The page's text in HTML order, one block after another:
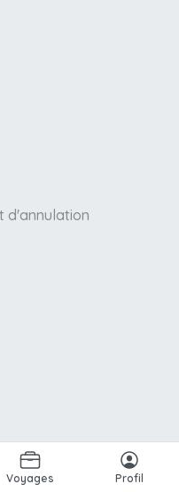
Voyages Profil
d'annulation